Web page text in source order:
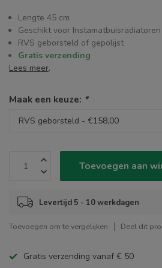
Lengte 45 cm
Geschikt voor Instamatbuisradiatoren
RVS geborsteld of gepolijst
Gratis verzending
Lees meer.
Maak een keuze: *
Toevoegen aan
Levertijd 5 - 10 werkdagen
Toevoegen om te vergelijken Deel dit
Gratis verzending vanaf € 50